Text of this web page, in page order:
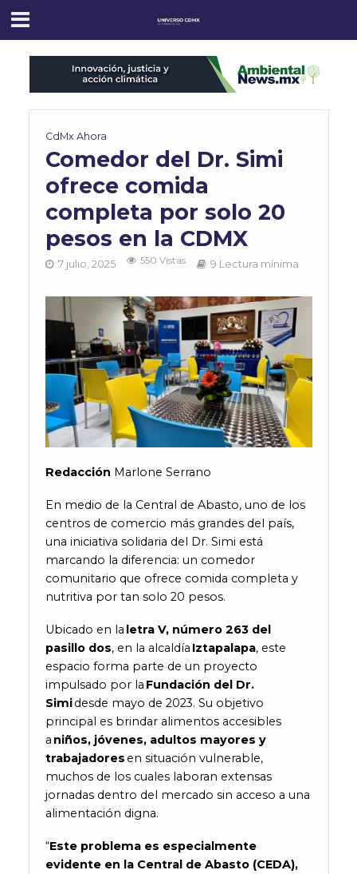
CdMx Ahora
Comedor del Dr. Simi
ofrece comida
completa por solo 20
pesos en la CDMX
7 julio, 2025 550 Vistas 9 Lectura mínima
Redacción Marlone Serrano
En medio de la Central de Abasto, uno de los
centros de comercio más grandes del país,
una iniciativa solidaria del Dr. Simi está
marcando la diferencia: un comedor
comunitario que ofrece comida completa y
nutritiva por tan solo 20 pesos.
Ubicado en la letra V, número 263 del
pasillo dos, en la alcaldía Iztapalapa, este
espacio forma parte de un proyecto
impulsado por la Fundación del Dr.
Simidesde mayo de 2023. Su objetivo
principal es brindar alimentos accesibles
a niños, jóvenes, adultos mayores y
trabajadores en situación vulnerable,
muchos de los cuales laboran extensas
jornadas dentro del mercado sin acceso a una
alimentación digna.
“Este problema es especialmente
evidente en la Central de Abasto (CEDA),